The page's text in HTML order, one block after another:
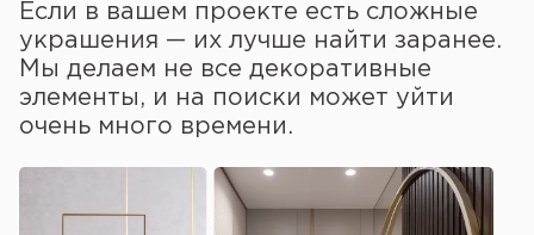
Если в вашем проекте есть сложные
украшения — их лучше найти заранее.
Мы делаем не все декоративные
элементы, и на поиски может уйти
очень много времени.